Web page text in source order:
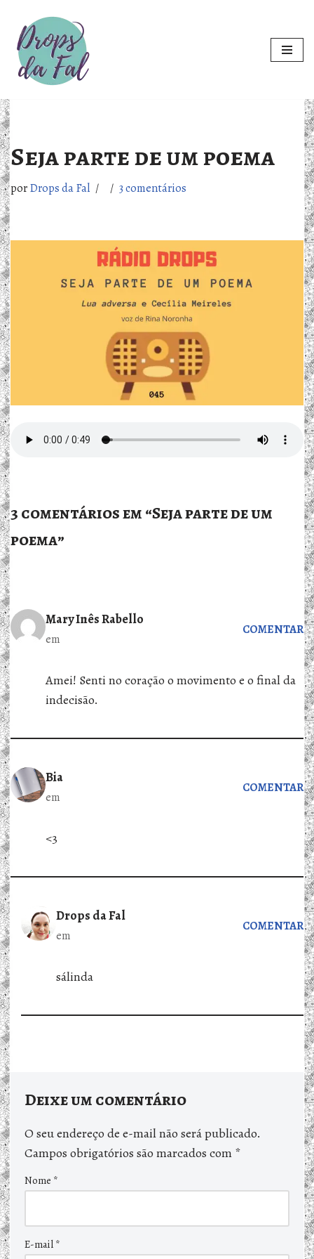
Pular
para
Seja parte de um poema
porDrops da Fal 3 comentários
3 comentários em “Seja parte de um
poema”
Mary Inês Rabello
em
COMENTAR
Amei! Senti no coração o movimento e o final da
indecisão.
Bia
em
COMENTAR
<3
Drops da Fal
em
COMENTAR
sálinda
Deixe um comentário
O seu endereço de e-mail não será publicado.
Campos obrigatórios são marcados com *
Nome *
E-mail *